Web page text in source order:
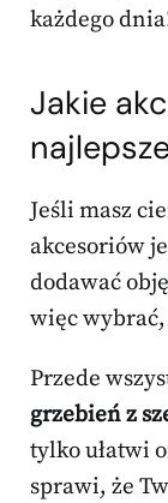
każdego
Jakie
Jeśli masz
akcesoriów
dodawać
więc wybrać,
Przede
grzebień z
tylko ułatwi
sprawi, że